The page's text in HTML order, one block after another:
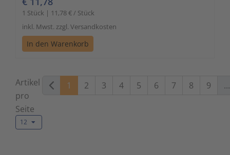
1 Stück | 11,78 € / Stück
inkl. Mwst. zzgl. Versandkosten
In den Warenkorb
Artikel
pro
Seite
12
1 2 3 4 5 6 7 8 9 ...